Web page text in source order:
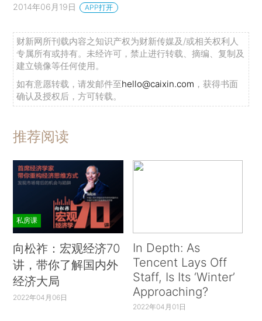
2014年06月19日 APP打开
财新网所刊载内容之知识产权为财新传媒及/或相关权利人
专属所有或持有。未经许可，禁止进行转载、摘编、复制及
建立镜像等任何使用。
如有意愿转载，请发邮件至hello@caixin.com ，获得书面
确认及授权后，方可转载。
推荐阅读
私房课
向松祚：宏观经济70
讲，带你了解国内外
经济大局
2022年04月06日
In Depth: As
Tencent Lays Off
Staff, Is Its ‘Winter’
Approaching?
2022年04月01日